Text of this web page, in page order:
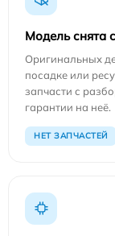
Модель снята
Оригинальных
посадке или
запчасти с
гарантии на неё.
НЕТ ЗАПЧАСТЕЙ